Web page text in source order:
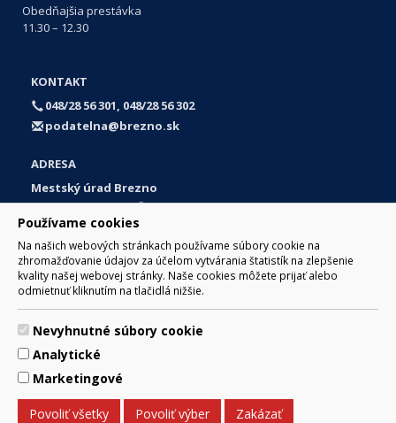
Používame cookies
Na našich webových stránkach používame súbory cookie na
zhromažďovanie údajov za účelom vytvárania štatistík na zlepšenie
kvality našej webovej stránky. Naše cookies môžete prijať alebo
odmietnuť kliknutím na tlačidlá nižšie.
Nevyhnutné súbory cookie
Analytické
Marketingové
Povoliť všetky Povoliť výber Zakázať
Obedňajšia prestávka
11.30 – 12.30
KONTAKT
048/28 56 301, 048/28 56 302
podatelna@brezno.sk
ADRESA
Mestský úrad Brezno
Námestie gen. M. R. Štefánika 1
977 01 Brezno
Slovakia (Slovak Republic)
© 2017 Mesto Brezno, Námestie gen. M. R. Štefánika 1, Brezno
977 01 Tel.: 048/28 56 301, 048/28 56 302 Email:
Za obsah zodpovedá Mesto Brezno. Technický prevádzkovateľ:
Arrabella, s.r.o. , Pod Donátom 12/136 Žiar nad Hronom 965 01
podpora@internetova-stranka.sk